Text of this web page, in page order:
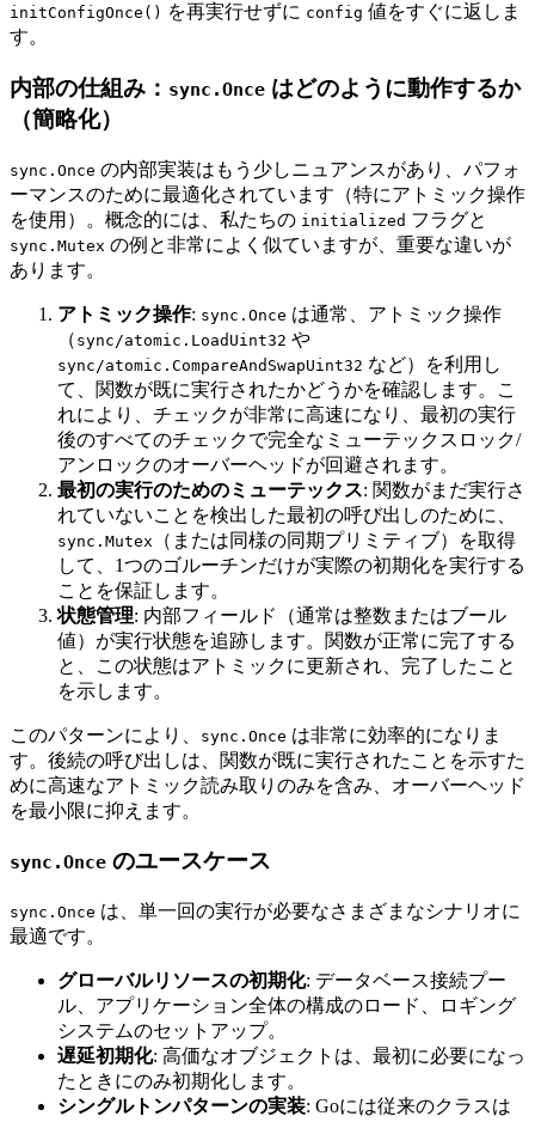
initConfigOnce() を再実行せずに config 値をすぐに返しま
す。
内部の仕組み： sync.Once はどのように動作するか
（簡略化）
sync.Once の内部実装はもう少しニュアンスがあり、パフォ
ーマンスのために最適化されています（特にアトミック操作
を使用）。概念的には、私たちの initialized フラグと
sync.Mutex の例と非常によく似ていますが、重要な違いが
あります。
アトミック操作: sync.Once は通常、アトミック操作
（ sync/atomic.LoadUint32 や
sync/atomic.CompareAndSwapUint32 など）を利用し
て、関数が既に実行されたかどうかを確認します。こ
れにより、チェックが非常に高速になり、最初の実行
後のすべてのチェックで完全なミューテックスロック/
アンロックのオーバーヘッドが回避されます。
最初の実行のためのミューテックス: 関数がまだ実行さ
れていないことを検出した最初の呼び出しのために、
sync.Mutex
（または同様の同期プリミティブ）を取得
して、1つのゴルーチンだけが実際の初期化を実行する
ことを保証します。
状態管理: 内部フィールド（通常は整数またはブール
値）が実行状態を追跡します。関数が正常に完了する
と、この状態はアトミックに更新され、完了したこと
を示します。
このパターンにより、 sync.Once は非常に効率的になりま
す。後続の呼び出しは、関数が既に実行されたことを示すた
めに高速なアトミック読み取りのみを含み、オーバーヘッド
を最小限に抑えます。
sync.Once のユースケース
sync.Once は、単一回の実行が必要なさまざまなシナリオに
最適です。
グローバルリソースの初期化: データベース接続プー
ル、アプリケーション全体の構成のロード、ロギング
システムのセットアップ。
遅延初期化: 高価なオブジェクトは、最初に必要になっ
たときにのみ初期化します。
シングルトンパターンの実装: Goには従来のクラスは